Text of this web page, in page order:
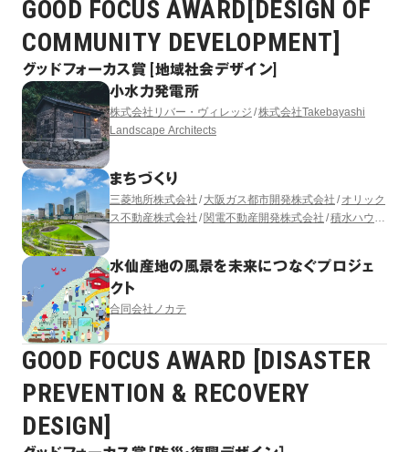
GOOD FOCUS AWARD[DESIGN OF
COMMUNITY DEVELOPMENT]
グッドフォーカス賞 [地域社会デザイン]
小水力発電所
株式会社リバー・ヴィレッジ 株式会社Takebayashi
Landscape Architects
まちづくり
三菱地所株式会社 大阪ガス都市開発株式会社
オリック
ス不動産株式会社 関電不動産開発株式会社 積水ハウス
（出資者：大林組） 株式会社日建設計 株式会社三菱地
所設計
水仙産地の風景を未来につなぐプロジェ
クト
合同会社ノカテ
GOOD FOCUS AWARD [DISASTER
PREVENTION & RECOVERY
DESIGN]